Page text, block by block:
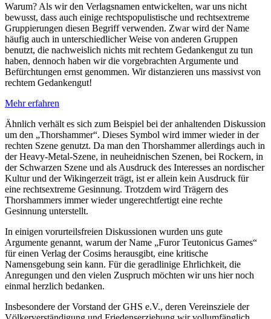
Warum? Als wir den Verlagsnamen entwickelten, war uns nicht
bewusst, dass auch einige rechtspopulistische und rechtsextreme
Gruppierungen diesen Begriff verwenden. Zwar wird der Name
häufig auch in unterschiedlicher Weise von anderen Gruppen
benutzt, die nachweislich nichts mit rechtem Gedankengut zu tun
haben, dennoch haben wir die vorgebrachten Argumente und
Befürchtungen ernst genommen. Wir distanzieren uns massivst von
rechtem Gedankengut!
Mehr erfahren
Ähnlich verhält es sich zum Beispiel bei der anhaltenden Diskussion
um den „Thorshammer“. Dieses Symbol wird immer wieder in der
rechten Szene genutzt. Da man den Thorshammer allerdings auch in
der Heavy-Metal-Szene, in neuheidnischen Szenen, bei Rockern, in
der Schwarzen Szene und als Ausdruck des Interesses an nordischer
Kultur und der Wikingerzeit trägt, ist er allein kein Ausdruck für
eine rechtsextreme Gesinnung. Trotzdem wird Trägern des
Thorshammers immer wieder ungerechtfertigt eine rechte
Gesinnung unterstellt.
In einigen vorurteilsfreien Diskussionen wurden uns gute
Argumente genannt, warum der Name „Furor Teutonicus Games“
für einen Verlag der Cosims herausgibt, eine kritische
Namensgebung sein kann. Für die geradlinige Ehrlichkeit, die
Anregungen und den vielen Zuspruch möchten wir uns hier noch
einmal herzlich bedanken.
Insbesondere der Vorstand der GHS e.V., deren Vereinsziele der